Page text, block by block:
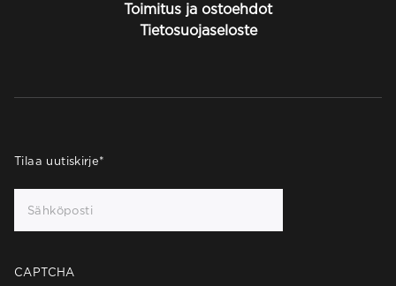
Toimitus ja ostoehdot
Tietosuojaseloste
Tilaa uutiskirje*
CAPTCHA